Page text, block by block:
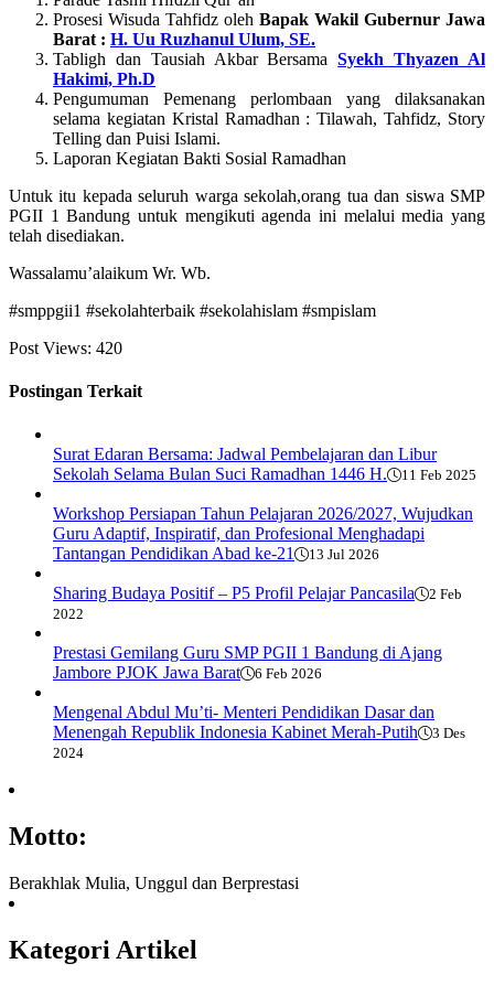
Prosesi Wisuda Tahfidz oleh Bapak Wakil Gubernur Jawa
Barat : H. Uu Ruzhanul Ulum, SE.
Tabligh dan Tausiah Akbar BersamaSyekh Thyazen Al
Hakimi, Ph.D
Pengumuman Pemenang perlombaan yang dilaksanakan
selama kegiatan Kristal Ramadhan : Tilawah, Tahfidz, Story
Telling dan Puisi Islami.
Laporan Kegiatan Bakti Sosial Ramadhan
Untuk itu kepada seluruh warga sekolah,orang tua dan siswa SMP
PGII 1 Bandung untuk mengikuti agenda ini melalui media yang
telah disediakan.
Wassalamu’alaikum Wr. Wb.
#smppgii1 #sekolahterbaik #sekolahislam #smpislam
Post Views: 420
Postingan Terkait
Surat Edaran Bersama: Jadwal Pembelajaran dan Libur
Sekolah Selama Bulan Suci Ramadhan 1446 H.
11 Feb 2025
Workshop Persiapan Tahun Pelajaran 2026/2027, Wujudkan
Guru Adaptif, Inspiratif, dan Profesional Menghadapi
Tantangan Pendidikan Abad ke-21
13 Jul 2026
Sharing Budaya Positif – P5 Profil Pelajar Pancasila
2 Feb
2022
Prestasi Gemilang Guru SMP PGII 1 Bandung di Ajang
Jambore PJOK Jawa Barat
6 Feb 2026
Mengenal Abdul Mu’ti- Menteri Pendidikan Dasar dan
Menengah Republik Indonesia Kabinet Merah-Putih
3 Des
2024
Motto:
Berakhlak Mulia, Unggul dan Berprestasi
Kategori Artikel